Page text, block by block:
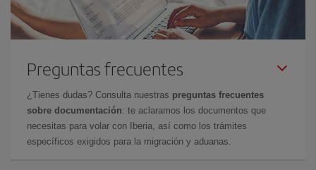
Preguntas frecuentes
¿Tienes dudas? Consulta nuestras preguntas frecuentes
sobre documentación: te aclaramos los documentos que
necesitas para volar con Iberia, así como los trámites
específicos exigidos para la migración y aduanas.